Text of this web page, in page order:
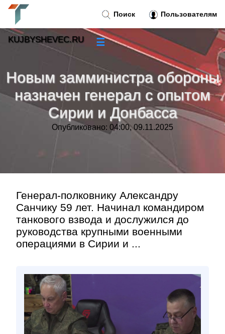
Новым замминистра обороны
назначен генерал с опытом
Сирии и Донбасса
Опубликовано: 04:00, 09.11.2025
Генерал-полковнику Александру
Санчику 59 лет. Начинал командиром
танкового взвода и дослужился до
руководства крупными военными
операциями в Сирии и ...
Поиск Пользователям
KUJBYSHEVEC.RU ☰
Новости»
Тренды новостей »
Рубрики»
Контакт»